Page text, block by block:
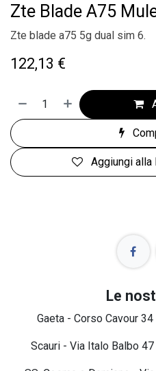
Zte Blade A75
Zte blade a75 5g dual sim 6.
122,13 €
Aggiungi
Le
Gaeta - Corso Cavour
Scauri - Via Italo Balbo